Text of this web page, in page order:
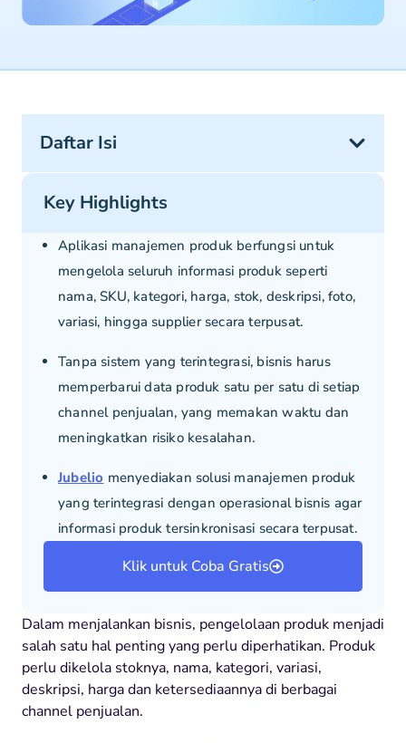
Key Highlights
Aplikasi manajemen produk berfungsi untuk
mengelola seluruh informasi produk seperti
nama, SKU, kategori, harga, stok, deskripsi, foto,
variasi, hingga supplier secara terpusat.
Tanpa sistem yang terintegrasi, bisnis harus
memperbarui data produk satu per satu di setiap
channel penjualan, yang memakan waktu dan
meningkatkan risiko kesalahan.
Jubelio menyediakan solusi manajemen produk
yang terintegrasi dengan operasional bisnis agar
informasi produk tersinkronisasi secara terpusat.
Klik untuk Coba Gratis
Dalam menjalankan bisnis, pengelolaan produk menjadi
salah satu hal penting yang perlu diperhatikan. Produk
perlu dikelola stoknya, nama, kategori, variasi,
deskripsi, harga dan ketersediaannya di berbagai
channel penjualan.
Daftar Isi